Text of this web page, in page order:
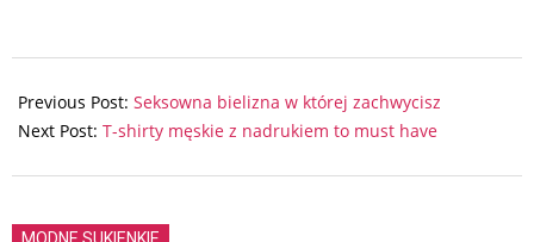
06-
05
Previous Post: Seksowna bielizna w której zachwycisz
Next Post: T-shirty męskie z nadrukiem to must have